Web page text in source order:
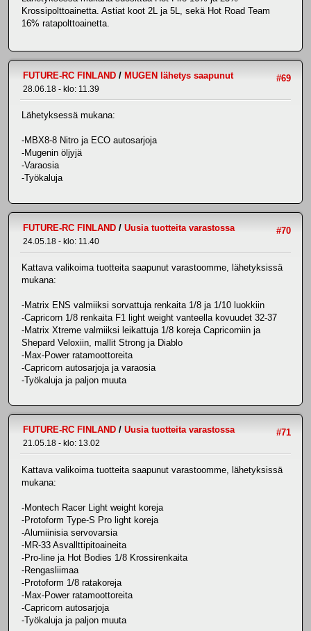
Krossipolttoainetta. Astiat koot 2L ja 5L, sekä Hot Road Team
16% ratapolttoainetta.
#69
FUTURE-RC FINLAND / MUGEN lähetys saapunut
28.06.18 - klo: 11.39
Lähetyksessä mukana:
-MBX8-8 Nitro ja ECO autosarjoja
-Mugenin öljyjä
-Varaosia
-Työkaluja
#70
FUTURE-RC FINLAND / Uusia tuotteita varastossa
24.05.18 - klo: 11.40
Kattava valikoima tuotteita saapunut varastoomme, lähetyksissä
mukana:
-Matrix ENS valmiiksi sorvattuja renkaita 1/8 ja 1/10 luokkiin
-Capricorn 1/8 renkaita F1 light weight vanteella kovuudet 32-37
-Matrix Xtreme valmiiksi leikattuja 1/8 koreja Capricorniin ja
Shepard Veloxiin, mallit Strong ja Diablo
-Max-Power ratamoottoreita
-Capricorn autosarjoja ja varaosia
-Työkaluja ja paljon muuta
#71
FUTURE-RC FINLAND / Uusia tuotteita varastossa
21.05.18 - klo: 13.02
Kattava valikoima tuotteita saapunut varastoomme, lähetyksissä
mukana:
-Montech Racer Light weight koreja
-Protoform Type-S Pro light koreja
-Alumiinisia servovarsia
-MR-33 Asvallttipitoaineita
-Pro-line ja Hot Bodies 1/8 Krossirenkaita
-Rengasliimaa
-Protoform 1/8 ratakoreja
-Max-Power ratamoottoreita
-Capricorn autosarjoja
-Työkaluja ja paljon muuta